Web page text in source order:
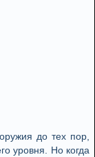
до тех пор,
уровня. Но когда